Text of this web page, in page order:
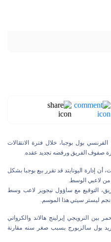
الفرنسي بول بوجبا، خلال فترة الانتقالات
صفوف الفريق ورفضه تجديد عقده.
إدارة اليونايتد قد تقرر بيع بوجبا بشكل
من لاعبي الوسط.
التوقيع مع ساؤول نيجويز لاعب وسط
نجم ليستر سيتي هذا الموسم.
بين النرويجي إيرلينج هالاند والكرواتي
بول سالزبورج بسبب صغر سنه مقارنة